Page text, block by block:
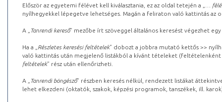
Először az egyetemi félévet kell kiválasztania, ez az oldal tetején a „
…
nyílhegyekkel lépegetve lehetséges. Magán a feliraton való kattintás az
A „ Tanrendi kereső” mezőbe írt szöveggel általános keresést végezhet
Ha a „ Részletes keresési feltételek” dobozt a jobbra mutató kettős >>
való kattintás után megjelenő listákból a kívánt tételeket (feltételenként
feltételek” rész után ellenőrizheti.
A „ Tanrendi böngésző” részben keresés nélkül, rendezett listákat
lehet elkezdeni (oktatók, szakok, képzési programok, tanszékek, ill.